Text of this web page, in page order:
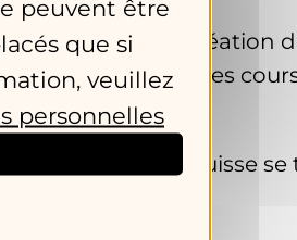
couture, création
de ping-pong, des
que le savoir puisse
peuvent être
que si
veuillez
personnelles